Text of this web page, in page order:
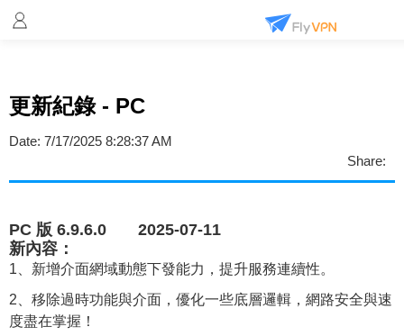
更新紀錄 - PC
Date: 7/17/2025 8:28:37 AM
Share:
PC 版 6.9.6.0 2025-07-11
新內容：
1、新增介面網域動態下發能力，提升服務連續性。
2、移除過時功能與介面，優化一些底層邏輯，網路安全與速
度盡在掌握！